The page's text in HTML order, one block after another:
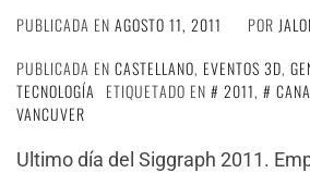
PUBLICADA EN AGOSTO 11, 2011 POR
PUBLICADA EN CASTELLANO, EVENTOS 3D,
TECNOLOGÍA
ETIQUETADO EN 2011,
VANCUVER
Ultimo día del Siggraph 2011.